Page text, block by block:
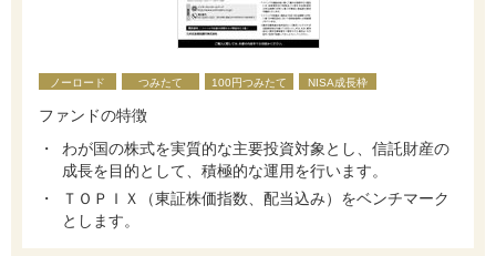
ノーロード つみたて 100円つみたて NISA成長枠
ファンドの特徴
わが国の株式を実質的な主要投資対象とし、信託財産の
成長を目的として、積極的な運用を行います。
ＴＯＰＩＸ（東証株価指数、配当込み）をベンチマーク
とします。